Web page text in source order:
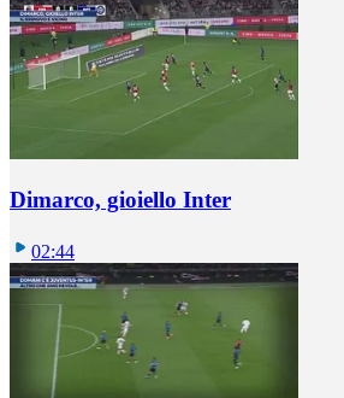
Dimarco, gioiello Inter
02:44